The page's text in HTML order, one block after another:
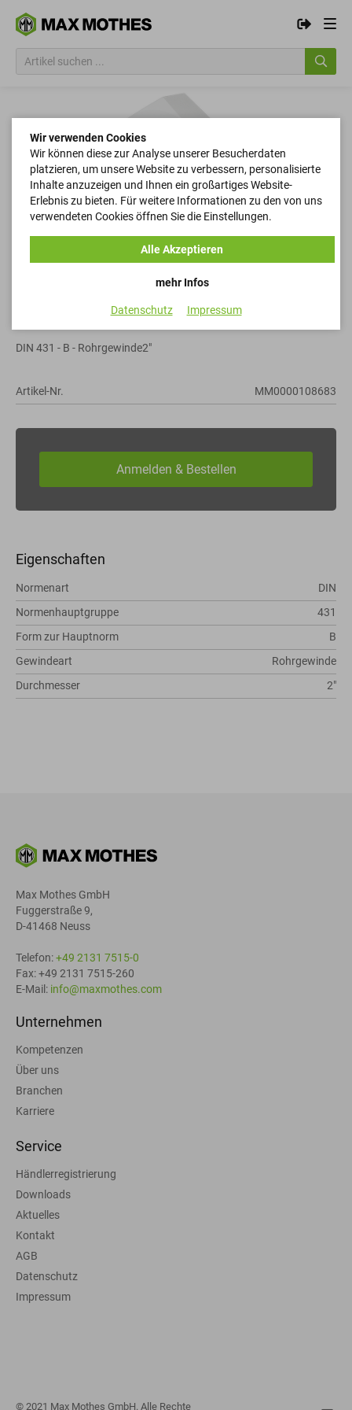
Rohrmuttern
DIN 431 - B - Rohrgewinde2"
Artikel-Nr. MM0000108683
Eigenschaften
Normenart
DIN
Normenhauptgruppe
431
Form zur Hauptnorm
B
Gewindeart
Rohrgewinde
Durchmesser
2"
Max Mothes GmbH
Fuggerstraße 9,
D-41468 Neuss
Telefon:+49 2131 7515-0
Fax: +49 2131 7515-260
E-Mail: info@maxmothes.com
Unternehmen
Kompetenzen
Über uns
Branchen
Karriere
Service
Händlerregistrierung
Downloads
Aktuelles
Kontakt
AGB
Datenschutz
Impressum
© 2021 Max Mothes GmbH. Alle Rechte
Wir verwenden Cookies
Wir können diese zur Analyse unserer Besucherdaten
platzieren, um unsere Website zu verbessern, personalisierte
Inhalte anzuzeigen und Ihnen ein großartiges Website-
Erlebnis zu bieten. Für weitere Informationen zu den von uns
verwendeten Cookies öffnen Sie die Einstellungen.
mehr Infos
Alle Akzeptieren
Datenschutz Impressum